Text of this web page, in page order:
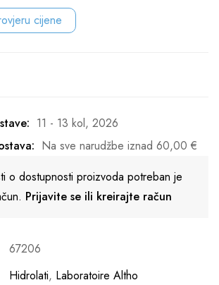
cijene
11 - 13 kol, 2026
Na sve narudžbe iznad 60,00 €
o dostupnosti proizvoda potreban je
Prijavite se ili kreirajte račun
67206
Hidrolati, Laboratoire Altho